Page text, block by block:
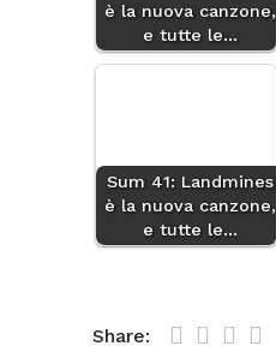
è la nuova canzone,
e tutte le…
Sum 41: Landmines
è la nuova canzone,
e tutte le…
Share: